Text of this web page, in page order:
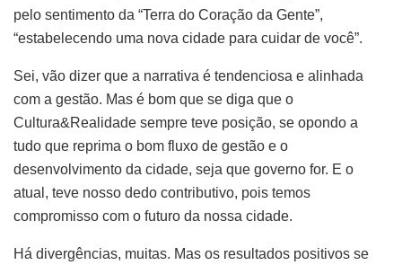
pelo sentimento da “Terra do Coração da Gente”,
“estabelecendo uma nova cidade para cuidar de você”.
Sei, vão dizer que a narrativa é tendenciosa e alinhada
com a gestão. Mas é bom que se diga que o
Cultura&Realidade sempre teve posição, se opondo a
tudo que reprima o bom fluxo de gestão e o
desenvolvimento da cidade, seja que governo for. E o
atual, teve nosso dedo contributivo, pois temos
compromisso com o futuro da nossa cidade.
Há divergências, muitas. Mas os resultados positivos se